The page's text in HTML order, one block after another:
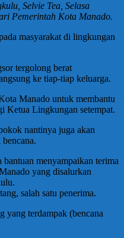
Selvie Tea, Selasa
Pemerintah Kota Manado.
masyarakat di lingkungan
tergolong berat
ke tiap-tiap keluarga.
Manado untuk membantu
Ketua Lingkungan setempat.
nantinya juga akan
bantuan menyampaikan terima
yang disalurkan
salah satu penerima.
yang terdampak (bencana